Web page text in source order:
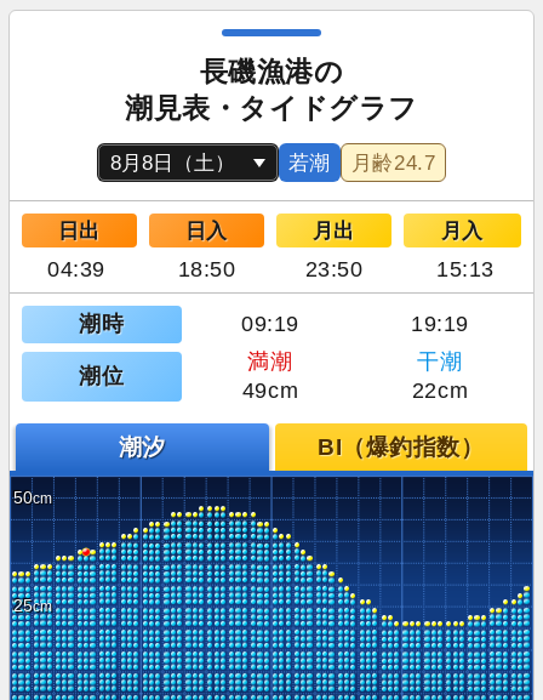
長磯漁港の
潮見表・タイドグラフ
若潮 月齢24.7
日出 日入 月出 月入
04:39 18:50 23:50 15:13
潮時 09:19 19:19
潮位
満潮
干潮
49cm
22cm
潮汐 BI（爆釣指数）
50
25